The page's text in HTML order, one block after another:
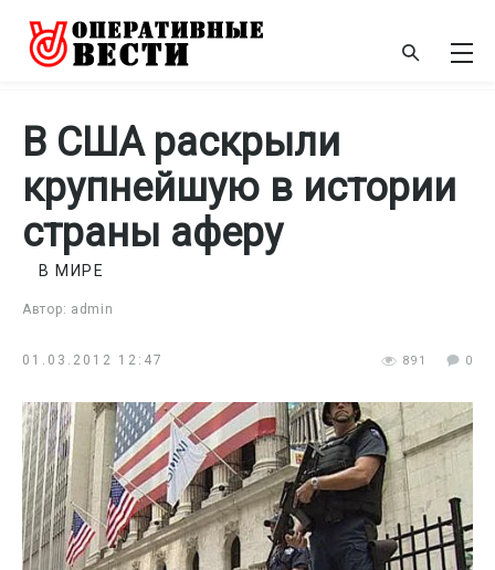
В США раскрыли
крупнейшую в истории
страны аферу
Автор: admin
В МИРЕ
01.03.2012 12:47 891 0